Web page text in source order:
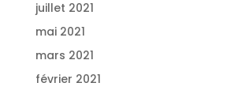
juillet 2021
mai 2021
mars 2021
février 2021